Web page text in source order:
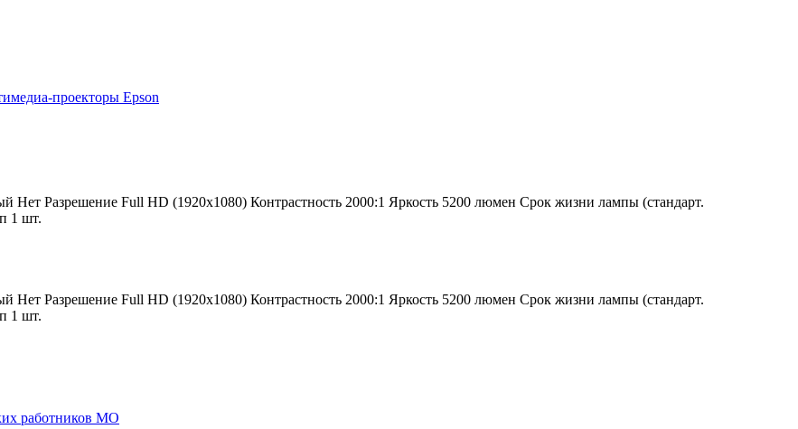
проекторы Epson
Нет Разрешение Full HD (1920x1080) Контрастность 2000:1 Яркость 5200 люмен Срок жизни лампы (стандарт.
1 шт.
Нет Разрешение Full HD (1920x1080) Контрастность 2000:1 Яркость 5200 люмен Срок жизни лампы (стандарт.
1 шт.
работников МО